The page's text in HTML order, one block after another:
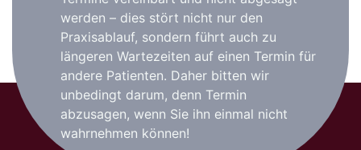
werden – dies stört nicht nur den
Praxisablauf, sondern führt auch zu
längeren Wartezeiten auf einen Termin für
andere Patienten. Daher bitten wir
unbedingt darum, denn Termin
abzusagen, wenn Sie ihn einmal nicht
wahrnehmen können!